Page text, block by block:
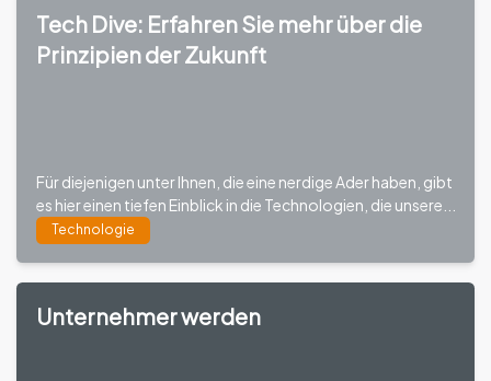
Tech Dive: Erfahren Sie mehr über die
Prinzipien der Zukunft
Für diejenigen unter Ihnen, die eine nerdige Ader haben, gibt
es hier einen tiefen Einblick in die Technologien, die unsere...
Technologie
Unternehmer werden